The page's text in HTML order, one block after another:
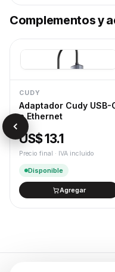
Complementos y
CUDY
Adaptador Cudy USB-
a Ethernet
US$ 13.1
Precio final · IVA incluido
Disponible
Agregar